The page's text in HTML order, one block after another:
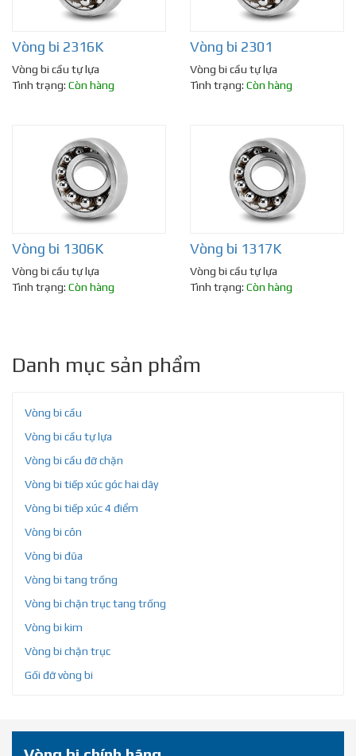
Vòng bi 2316K
Vòng bi cầu tự lựa
Tình trạng: Còn hàng
Vòng bi 2301
Vòng bi cầu tự lựa
Tình trạng: Còn hàng
Vòng bi 1306K
Vòng bi cầu tự lựa
Tình trạng: Còn hàng
Vòng bi 1317K
Vòng bi cầu tự lựa
Tình trạng: Còn hàng
Danh mục sản phẩm
Vòng bi cầu
Vòng bi cầu tự lựa
Vòng bi cầu đỡ chặn
Vòng bi tiếp xúc góc hai dãy
Vòng bi tiếp xúc 4 điểm
Vòng bi côn
Vòng bi đũa
Vòng bi tang trống
Vòng bi chặn trục tang trống
Vòng bi kim
Vòng bi chặn trục
Gối đỡ vòng bi